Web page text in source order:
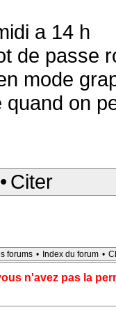
a 14 h
de passe
mode
on
• Citer
forums • Index du forum •
n'avez pas la